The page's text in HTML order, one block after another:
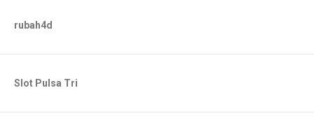
rubah4d
Slot Pulsa Tri